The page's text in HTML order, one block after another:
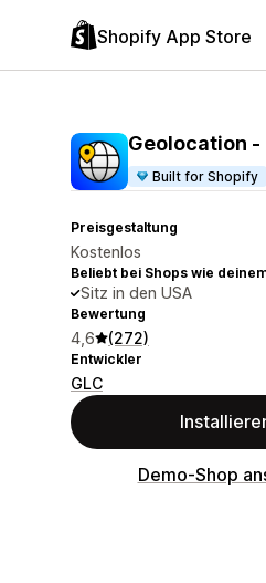
Shopify App Store
Geolocation ‑
Built for Shopify
Preisgestaltung
Kostenlos
Beliebt bei Shops wie
Sitz in den USA
Bewertung
4,6 (272)
Entwickler
GLC
Demo-Shop